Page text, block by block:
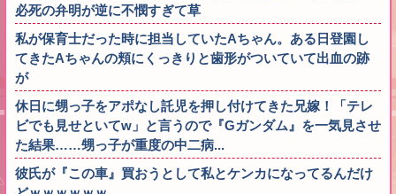
必死の弁明が逆に不憫すぎて草
私が保育士だった時に担当していたAちゃん。ある日登園し
てきたAちゃんの頬にくっきりと歯形がついていて出血の跡
が
休日に甥っ子をアポなし託児を押し付けてきた兄嫁！「テレ
ビでも見せといてw」と言うので『Gガンダム』を一気見させ
た結果……甥っ子が重度の中二病...
彼氏が『この車』買おうとして私とケンカになってるんだけ